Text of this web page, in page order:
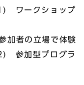
ワークショップ
加者の立場で体験
参加型プログラ